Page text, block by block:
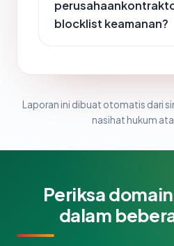
blocklist keamanan?
Laporan ini dibuat otomatis dari
nasihat hukum
Periksa
dalam